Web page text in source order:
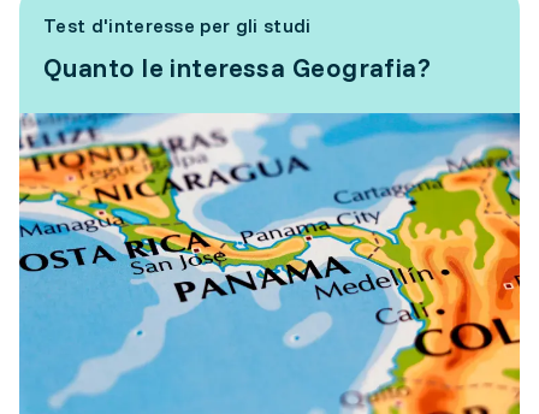
Test d'interesse per gli studi
Quanto le interessa Geografia?